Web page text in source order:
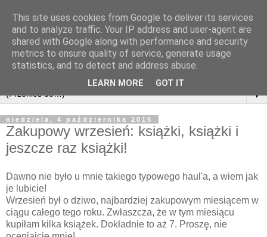
▼
niedziela, 4 października 2015
Zakupowy wrzesień: książki, książki i
jeszcze raz książki!
Dawno nie było u mnie takiego typowego haul'a, a wiem jak
je lubicie!
Wrzesień był o dziwo, najbardziej zakupowym miesiącem w
ciągu całego tego roku. Zwłaszcza, że w tym miesiącu
kupiłam kilka książek. Dokładnie to aż 7. Proszę, nie
This site uses cookies from Google to deliver its services
and to analyze traffic. Your IP address and user-agent are
shared with Google along with performance and security
metrics to ensure quality of service, generate usage
statistics, and to detect and address abuse.
LEARN MORE GOT IT